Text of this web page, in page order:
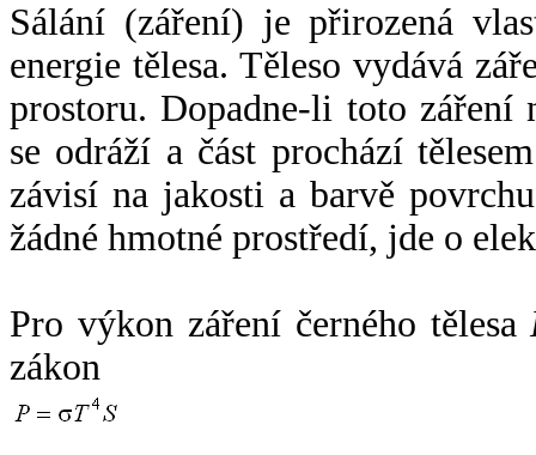
Sálání (záření) je přirozená
energie tělesa. Těleso vydává
prostoru. Dopadne-li toto záření
se odráží a část prochází
závisí na jakosti a barvě
žádné hmotné prostředí, jde o
Pro výkon záření černého tělesa
zákon